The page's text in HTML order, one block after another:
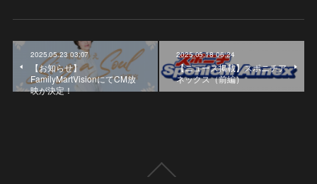
2025.05.23 03:07
【お知らせ】
FamilyMartVisionにてCM放
映が決定！
2025.05.18 06:24
【ニュース掲載】スポニチア
ネックス（前編）